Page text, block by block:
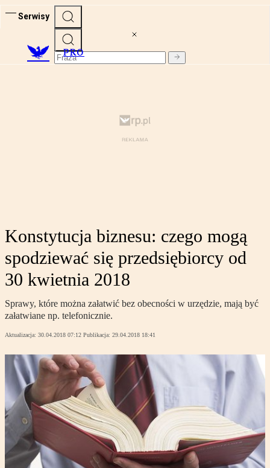
Serwisy
PRO
Konstytucja biznesu: czego mogą
spodziewać się przedsiębiorcy od
30 kwietnia 2018
Sprawy, które można załatwić bez obecności w urzędzie, mają być
załatwiane np. telefonicznie.
Aktualizacja: 30.04.2018 07:12 Publikacja: 29.04.2018 18:41